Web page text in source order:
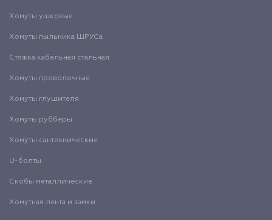
Хомуты ушковые
Хомуты пыльника ШРУСа
Стяжка кабельная стальная
Хомуты проволочные
Хомуты глушителя
Хомуты рубберы
Хомуты сантехнические
U-болты
Скобы металлические
Хомутная лента и замки